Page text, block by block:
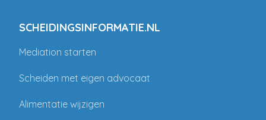
SCHEIDINGSINFORMATIE.NL
Mediation starten
Scheiden met eigen advocaat
Alimentatie wijzigen